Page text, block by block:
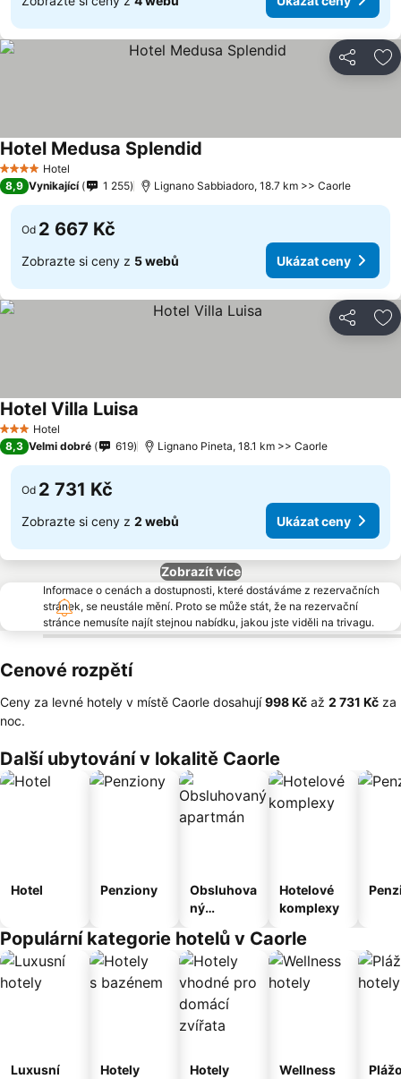
Sdílet
4 Počet hvězdiček
Hotel
Hotel Medusa Splendid
8,9 Vynikající 1 255 Lignano Sabbiadoro, 18.7 km >> Caorle
Od 2 667 Kč
Zobrazte si ceny z 5 webů Ukázat ceny
Sdílet
3 Počet hvězdiček
Hotel
Hotel Villa Luisa
8,3 Velmi dobré 619 Lignano Pineta, 18.1 km >> Caorle
Od 2 731 Kč
Zobrazte si ceny z 2 webů Ukázat ceny
Zobrazít více
Informace o cenách a dostupnosti, které dostáváme z rezervačních
stránek, se neustále mění. Proto se může stát, že na rezervační
stránce nemusíte najít stejnou nabídku, jakou jste viděli na trivagu.
Cenové rozpětí
Ceny za levné hotely v místě Caorle dosahují‎998 Kč až ‎2 731 Kč za
noc.
Další ubytování v lokalitě Caorle
Hotel Penziony
Obsluhova
ný
Hotelové
komplexy
Populární kategorie hotelů v Caorle
Luxusní
Hotely
Hotely
Wellness